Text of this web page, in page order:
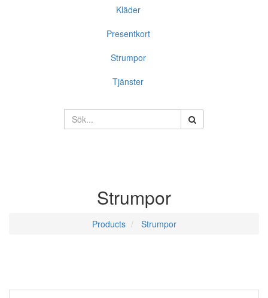
Kläder
Presentkort
Strumpor
Tjänster
Strumpor
Products Strumpor